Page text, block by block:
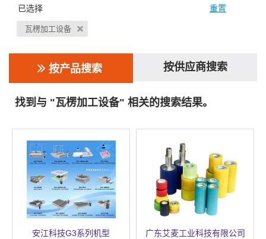
已选择 重置
瓦楞加工设备
按产品搜索 按供应商搜索
找到与 "瓦楞加工设备" 相关的搜索结果。
安江科技G3系列机型 广东艾麦工业科技有限公司